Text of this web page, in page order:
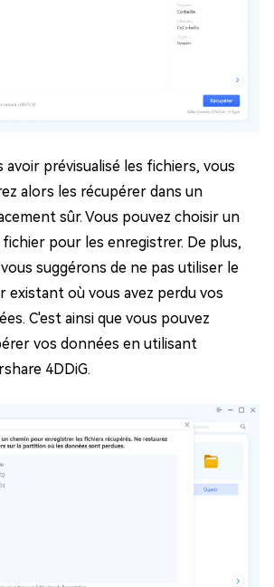
avoir prévisualisé les fichiers, vous
alors les récupérer dans un
sûr. Vous pouvez choisir un
pour les enregistrer. De plus,
suggérons de ne pas utiliser le
existant où vous avez perdu vos
C'est ainsi que vous pouvez
vos données en utilisant
4DDiG.